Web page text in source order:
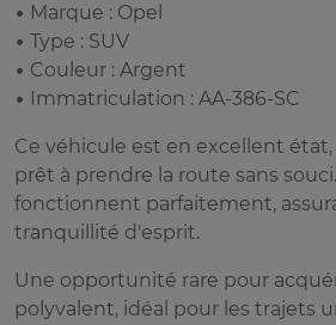
• Marque : Opel
• Type : SUV
• Couleur : Argent
• Immatriculation : AA-386-SC
Ce véhicule est en excellent
prêt à prendre la route sans
fonctionnent parfaitement,
tranquillité d'esprit.
Une opportunité rare pour
polyvalent, idéal pour les trajets